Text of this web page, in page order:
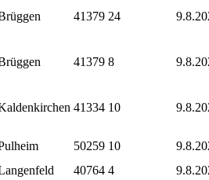
41379 24
41379 8
41334 10
50259 10
40764 4